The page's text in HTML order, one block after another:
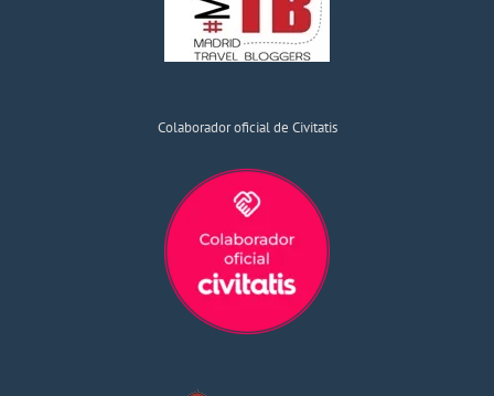
Colaborador oficial de Civitatis